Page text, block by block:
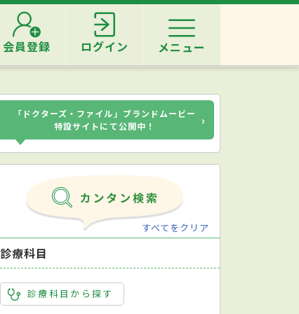
会員登録 ログイン メニュー
「ドクターズ・ファイル」ブランドムービー
特設サイトにて公開中！
›
すべてをクリア
診療科目
診療科目から探す